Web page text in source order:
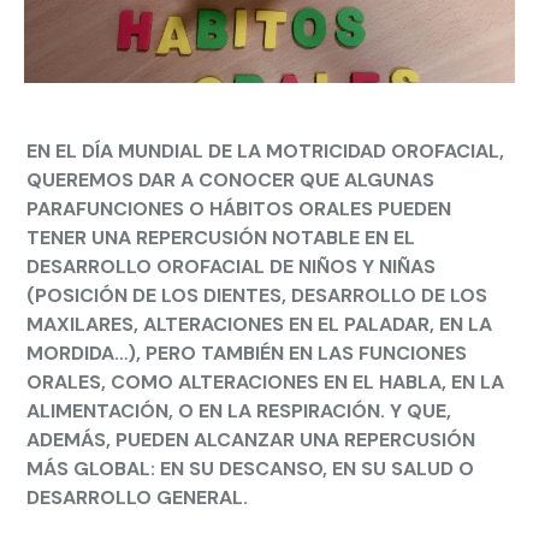
EN EL DÍA MUNDIAL DE LA MOTRICIDAD OROFACIAL,
QUEREMOS DAR A CONOCER QUE ALGUNAS
PARAFUNCIONES O HÁBITOS ORALES PUEDEN
TENER UNA REPERCUSIÓN NOTABLE EN EL
DESARROLLO OROFACIAL DE NIÑOS Y NIÑAS
(POSICIÓN DE LOS DIENTES, DESARROLLO DE LOS
MAXILARES, ALTERACIONES EN EL PALADAR, EN LA
MORDIDA…), PERO TAMBIÉN EN LAS FUNCIONES
ORALES, COMO ALTERACIONES EN EL HABLA, EN LA
ALIMENTACIÓN, O EN LA RESPIRACIÓN. Y QUE,
ADEMÁS, PUEDEN ALCANZAR UNA REPERCUSIÓN
MÁS GLOBAL: EN SU DESCANSO, EN SU SALUD O
DESARROLLO GENERAL.